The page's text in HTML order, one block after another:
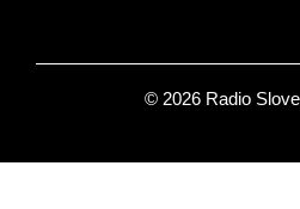
© 2026 Radio